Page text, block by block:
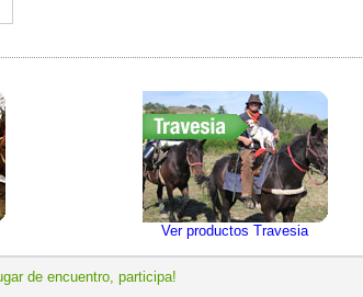
Ver productos Travesia
de encuentro, participa!